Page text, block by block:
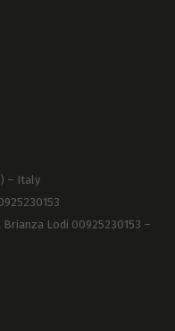
– Italy
Lodi 00925230153 –